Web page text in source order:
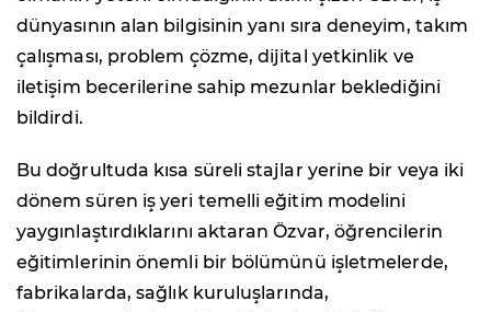
dünyasının alan bilgisinin yanı sıra deneyim, takım
çalışması, problem çözme, dijital yetkinlik ve
iletişim becerilerine sahip mezunlar beklediğini
bildirdi.
Bu doğrultuda kısa süreli stajlar yerine bir veya iki
dönem süren iş yeri temelli eğitim modelini
yaygınlaştırdıklarını aktaran Özvar, öğrencilerin
eğitimlerinin önemli bir bölümünü işletmelerde,
fabrikalarda, sağlık kuruluşlarında,